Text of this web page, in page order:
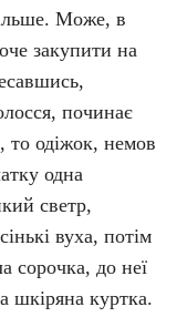
Може, в
закупити на
починає
то одіжок, немов
одна
светр,
вуха, потім
сорочка, до неї
шкіряна куртка.